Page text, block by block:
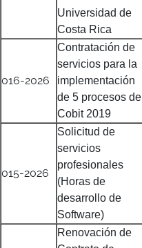
Universidad de
Costa Rica
016-2026
Contratación de
servicios para la
implementación
de 5 procesos de
Cobit 2019
015-2026
Solicitud de
servicios
profesionales
(Horas de
desarrollo de
Software)
Renovación de